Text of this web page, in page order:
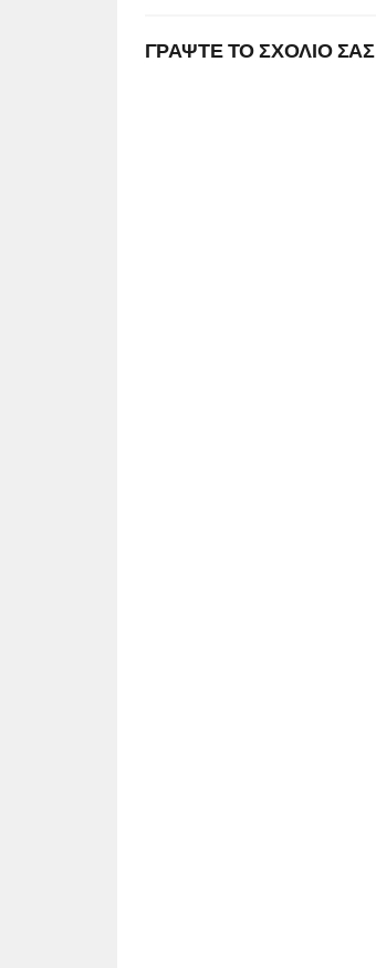
ΓΡΑΨΤΕ ΤΟ ΣΧΟΛΙΟ ΣΑΣ